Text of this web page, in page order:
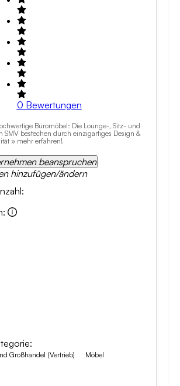
0 Bewertungen
Büromöbel: Die Lounge-, Sitz- und
SMV bestechen durch einzigartiges Design &
» mehr erfahren!
beanspruchen
hinzufügen/ändern
:
:
:
Großhandel (Vertrieb) Möbel